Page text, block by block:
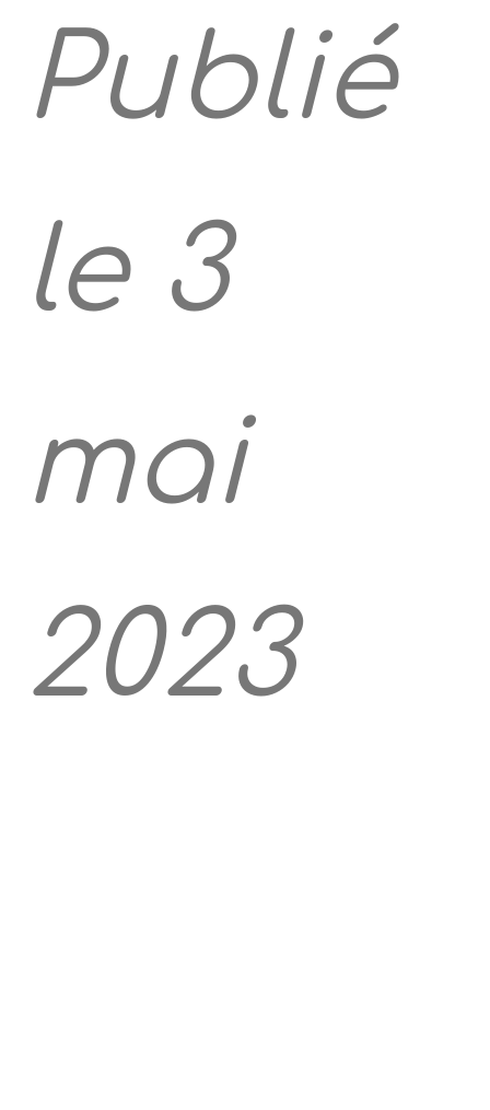
Publié
le 3
mai
2023